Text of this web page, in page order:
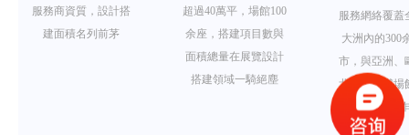
服務商資質，設計搭
建面積名列前茅
超過40萬平，場館100
余座，搭建項目數與
面積總量在展覽設計
搭建領域一騎絕塵
服務網絡覆蓋
大洲內的300
市，與亞洲、
北美等主辦場
長期戰略合